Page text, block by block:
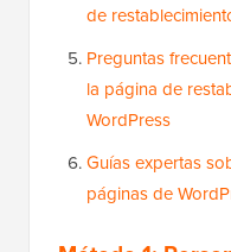
de
Preguntas
la página de
WordPress
Guías expertas
páginas de